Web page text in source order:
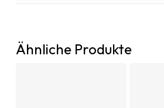
Ähnliche Produkte